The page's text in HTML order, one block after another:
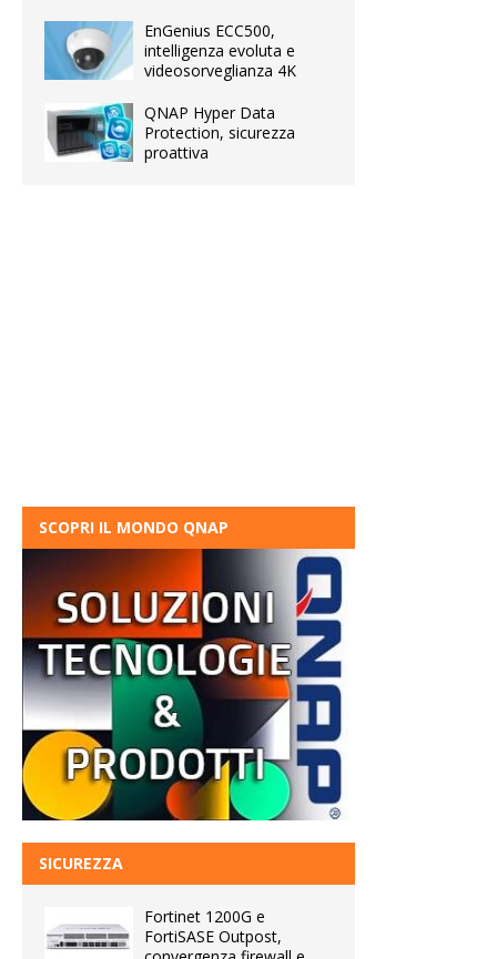
EnGenius ECC500,
intelligenza evoluta e
videosorveglianza 4K
QNAP Hyper Data
Protection, sicurezza
proattiva
SCOPRI IL MONDO QNAP
SICUREZZA
Fortinet 1200G e
FortiSASE Outpost,